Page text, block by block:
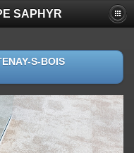
SAPHYR
S-BOIS